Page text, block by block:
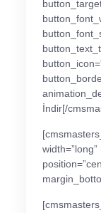
İndir[/
width=”long”